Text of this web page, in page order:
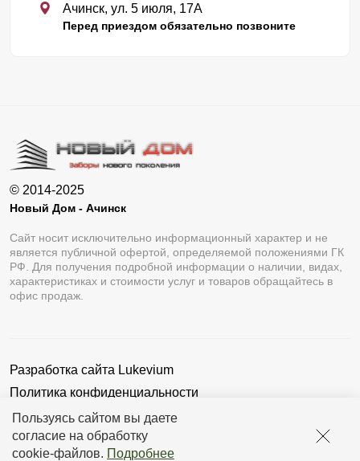
Пользуясь сайтом вы даете
согласие на обработку
cookie-файлов. Подробнее
Ачинск, ул. 5 июля, 17А
Перед приездом обязательно позвоните
© 2014-2025
Новый Дом - Ачинск
Сайт носит исключительно информационный характер и не
является публичной офертой, определяемой положениями ГК
РФ. Для получения подробной информации о наличии, видах,
характеристиках и стоимости услуг и товаров обращайтесь в
офис продаж.
Разработка сайта Lukevium
Политика конфиденциальности
Пользовательское соглашение